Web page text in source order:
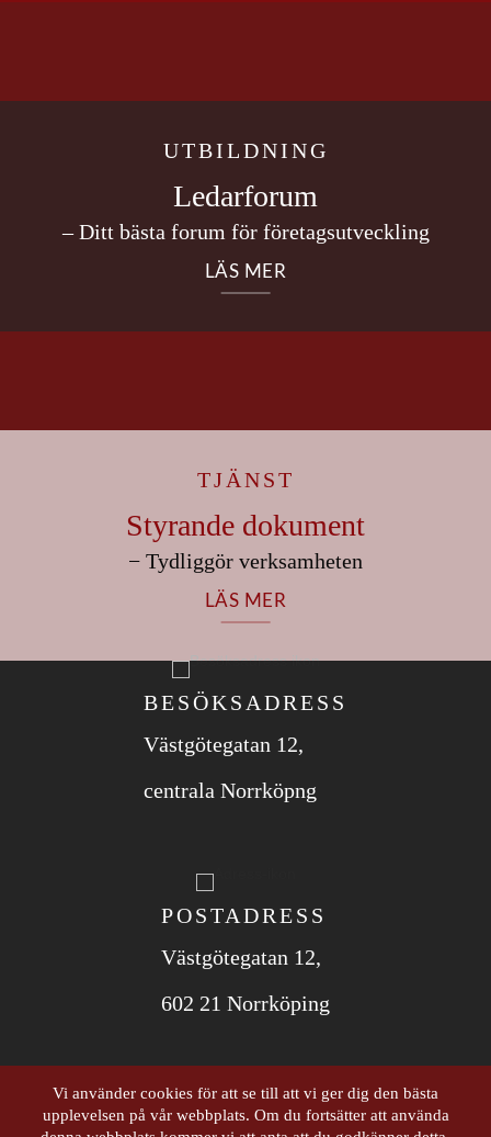
UTBILDNING
Ledarforum
– Ditt bästa forum för företagsutveckling
LÄS MER
TJÄNST
Styrande dokument
− Tydliggör verksamheten
LÄS MER
BESÖKSADRESS
Västgötegatan 12,
centrala Norrköpng
POSTADRESS
Västgötegatan 12,
602 21 Norrköping
ORGANISATIONS­NUMMER
Vi använder cookies för att se till att vi ger dig den bästa
upplevelsen på vår webbplats. Om du fortsätter att använda